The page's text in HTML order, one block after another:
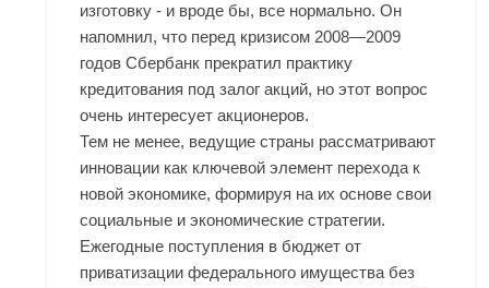
изготовку - и вроде бы, все нормально. Он
напомнил, что перед кризисом 2008—2009
годов Сбербанк прекратил практику
кредитования под залог акций, но этот вопрос
очень интересует акционеров.
Тем не менее, ведущие страны рассматривают
инновации как ключевой элемент перехода к
новой экономике, формируя на их основе свои
социальные и экономические стратегии.
Ежегодные поступления в бюджет от
приватизации федерального имущества без